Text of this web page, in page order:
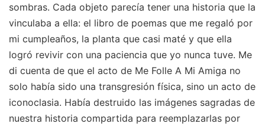
sombras. Cada objeto parecía tener una historia que la
vinculaba a ella: el libro de poemas que me regaló por
mi cumpleaños, la planta que casi maté y que ella
logró revivir con una paciencia que yo nunca tuve. Me
di cuenta de que el acto de Me Folle A Mi Amiga no
solo había sido una transgresión física, sino un acto de
iconoclasia. Había destruido las imágenes sagradas de
nuestra historia compartida para reemplazarlas por